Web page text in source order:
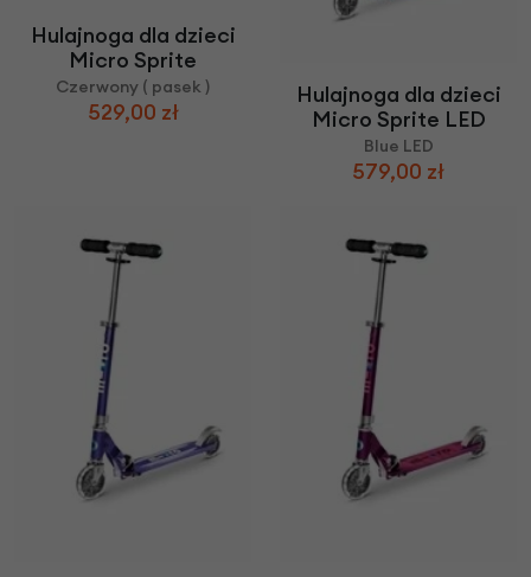
Hulajnoga dla dzieci
Micro Sprite
Czerwony ( pasek )
529,00 zł
Hulajnoga dla dzieci
Micro Sprite LED
Blue LED
579,00 zł